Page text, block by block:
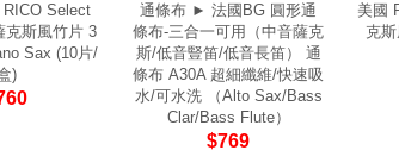
Select
斯風竹片 3
Sax (10片/
)
通條布 ► 法國BG 圓形通
條布-三合一可用（中音薩克
斯/低音豎笛/低音長笛） 通
條布 A30A 超細纖維/快速吸
水/可水洗 （Alto Sax/Bass
Clar/Bass Flute）
$769
美國
克